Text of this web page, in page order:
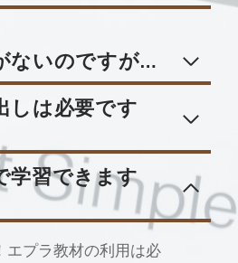
ないのですが…
しは必要です
学習できます
エプラ教材の利用は必